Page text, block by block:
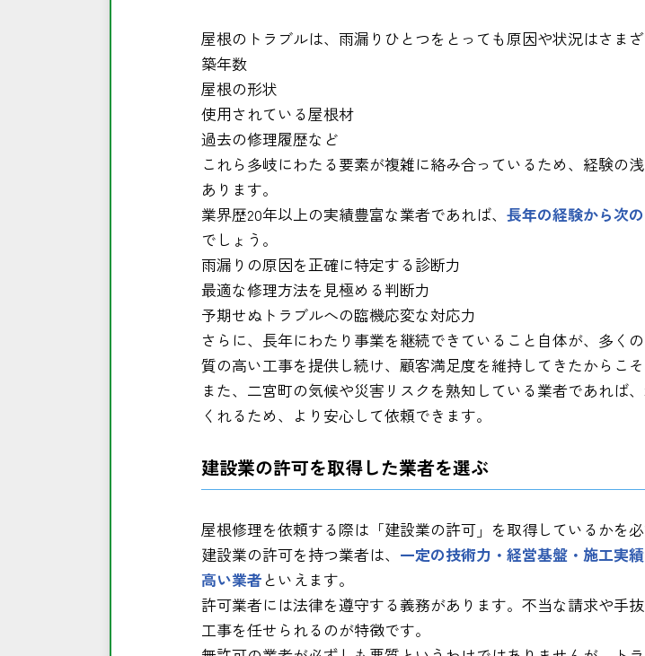
屋根のトラブルは、雨漏りひとつをとっても原因や状況はさまざ
築年数
屋根の形状
使用されている屋根材
過去の修理履歴など
これら多岐にわたる要素が複雑に絡み合っているため、経験の
あります。
業界歴20年以上の実績豊富な業者であれば、 長年の経験から次
でしょう。
雨漏りの原因を正確に特定する診断力
最適な修理方法を見極める判断力
予期せぬトラブルへの臨機応変な対応力
さらに、長年にわたり事業を継続できていること自体が、多く
質の高い工事を提供し続け、顧客満足度を維持してきたからこ
また、二宮町の気候や災害リスクを熟知している業者であれば
くれるため、より安心して依頼できます。
建設業の許可を取得した業者を選ぶ
屋根修理を依頼する際は「建設業の許可」を取得しているかを必
建設業の許可を持つ業者は、 一定の技術力・経営基盤・施工実
高い業者 といえます。
許可業者には法律を遵守する義務があります。不当な請求や手
工事を任せられるのが特徴です。